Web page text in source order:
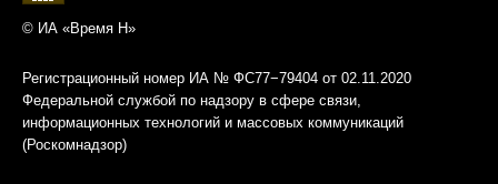
© ИА «Время Н»
Регистрационный номер ИА № ФС77−79404 от 02.11.2020
Федеральной службой по надзору в сфере связи,
информационных технологий и массовых коммуникаций
(Роскомнадзор)